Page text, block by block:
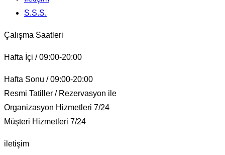
S.S.S.
Çalışma Saatleri
Hafta İçi / 09:00-20:00
Hafta Sonu / 09:00-20:00
Resmi Tatiller / Rezervasyon ile
Organizasyon Hizmetleri 7/24
Müşteri Hizmetleri 7/24
iletişim